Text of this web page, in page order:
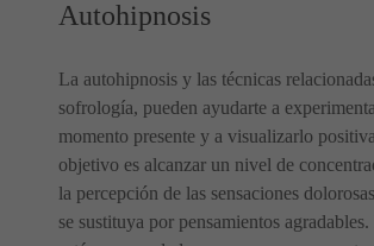
Autohipnosis
La autohipnosis y las técnicas
sofrología, pueden ayudarte a
momento presente y a visualizarlo
objetivo es alcanzar un nivel de
la percepción de las sensaciones
se sustituya por pensamientos